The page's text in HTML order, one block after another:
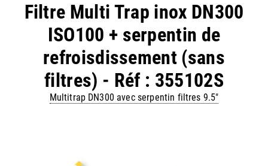
Filtre Multi Trap inox DN300
ISO100 + serpentin de
refroisdissement (sans
filtres) - Réf : 355102S
Multitrap DN300 avec serpentin filtres 9.5"